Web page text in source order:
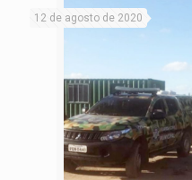
12 de agosto de 2020